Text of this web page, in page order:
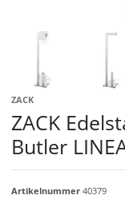
ZACK
ZACK
Butler
Artikelnummer 40379